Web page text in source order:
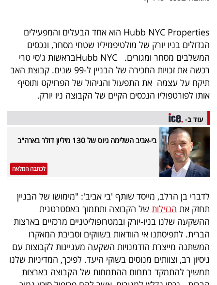
אדום
פרסמו
באייס
עקבו
אחרינו:
Hubb NYC Properties הוא אחד הבעלים והמפעילים
הגדולים בניו יורק של מולטיפמיליז שטחי מסחר, ונכסים
המשלבים מסחר ומגורים. Hubb NYCבראשות ג'סי טרי
רכשה את זכויות החכירה של הבניין ל-99 שנים. קבוצת האב
תיקח על עצמה את התפעול והניהול של הפרויקט ותוסיף
אותו לפורטפוליו הנכסים הקיים של הקבוצה ניו יורק.
עוד ב-
בי-אביב השלימה גיוס של 130 מיליון דולר בארה"ב
לכתבה המלאה
לדברי בן הרלב, מייסד שותף 'בי אביב': "מימושו של הבניין
תחזק את הנזילות של הקבוצה ותתמוך באסטרטגית
ההשקעה שלנו בניו-יורק ובמטרופוליטניים מרכזיים בארצות
הברית. לתפיסתנו אי הוודאות בשווקים וסביבת המאקרו
המשתנה מייצרת הזדמנויות השקעה מעניינות לקבוצות עם
ניסיון רב, וצוותים מנוסים בשוקי היעד. לפיכך, המדיניות שלנו
תמשיך להתמקד בתחום ההתמחות של הקבוצה בארצות